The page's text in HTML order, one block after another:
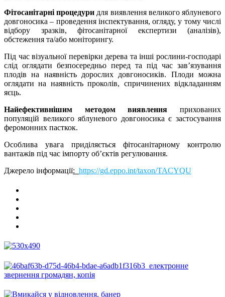
Фітосанітарні процедури для виявлення великого яблуневого
довгоносика – проведення інспектування, огляду, у тому числі
відбору зразків, фітосанітарної експертизи (аналізів),
обстеження та/або моніторингу.
Під час візуальної перевірки дерева та інші рослини-господарі
слід оглядати безпосередньо перед та під час зав’язування
плодів на наявність дорослих довгоносиків. Плоди можна
оглядати на наявність проколів, спричинених відкладанням
яєць.
Найефективнішим методом виявлення прихованих
популяцій великого яблуневого довгоносика є застосування
феромонних пасткок.
Особлива увага приділяється фітосанітарному контролю
вантажів під час імпорту об’єктів регулювання.
Джерело інформації: https://gd.eppo.int/taxon/TACYQU